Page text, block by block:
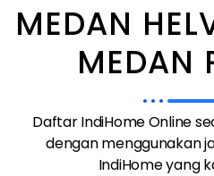
MEDAN
MEDAN
Daftar IndiHome Online
dengan menggunakan
IndiHome yang